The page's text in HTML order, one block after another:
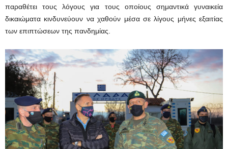
παραθέτει τους λόγους για τους οποίους σημαντικά γυναικεία
δικαιώματα κινδυνεύουν να χαθούν μέσα σε λίγους μήνες εξαιτίας
των επιπτώσεων της πανδημίας.